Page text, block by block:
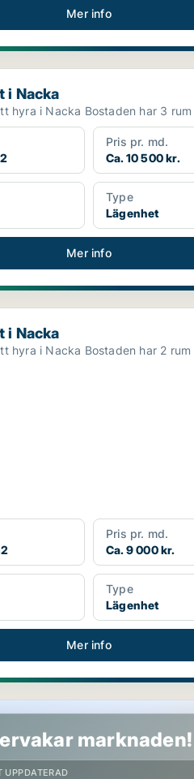
Mer info
i Nacka
Lägenhet att hyra i Nacka Bostaden har 3 rum
Pris pr. md.
Ca. 10 500 kr.
Type
Lägenhet
Mer info
i Nacka
Lägenhet att hyra i Nacka Bostaden har 2 rum
Pris pr. md.
Ca. 9 000 kr.
Type
Lägenhet
Mer info
marknaden!
UPPDATERAD